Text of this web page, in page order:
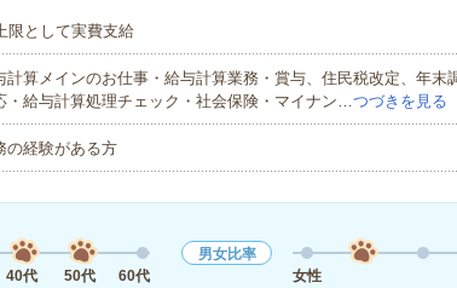
限として実費支給
計算メインのお仕事・給与計算業務・賞与、住民税改定、年末
・給与計算処理チェック・社会保険・マイナン…つづきを見る
の経験がある方
40代 50代 60代
男女比率
女性